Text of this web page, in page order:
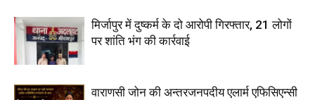
मिर्जापुर में दुष्कर्म के दो आरोपी गिरफ्तार, 21 लोगों
पर शांति भंग की कार्रवाई
वाराणसी जोन की अन्तरजनपदीय एलार्म एफिसिएन्सी